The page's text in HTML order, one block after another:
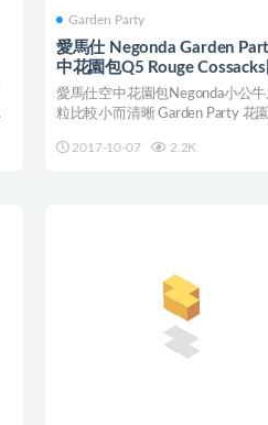
Garden Party
愛馬仕 Negonda Garden
中花園包Q5 Rouge Cossacks
紅銀扣
愛馬仕空中花園包Negonda小公牛
粒比較小而清晰 Garden Party 花
2017-10-07
2.2K